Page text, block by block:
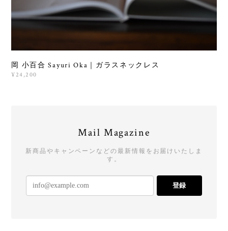
岡 小百合 Sayuri Oka｜ガラスネックレス
¥24,200
Mail Magazine
新商品やキャンペーンなどの最新情報をお届けいたしま
す。
登録